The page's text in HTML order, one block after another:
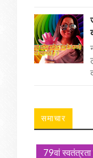
समाचार
79वां